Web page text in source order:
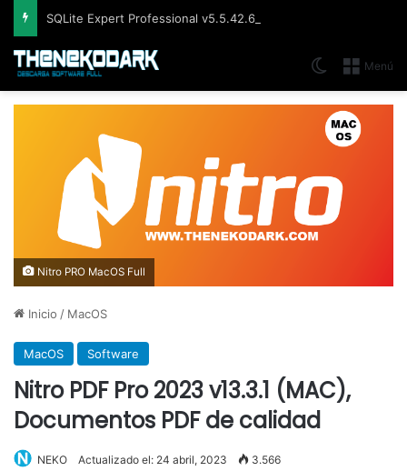
Menú
Switch skin
Nitro PRO MacOS Full
Inicio / MacOS
MacOS Software
Nitro PDF Pro 2023 v13.3.1 (MAC),
Documentos PDF de calidad
NEKO Actualizado el: 24 abril, 2023 3.566